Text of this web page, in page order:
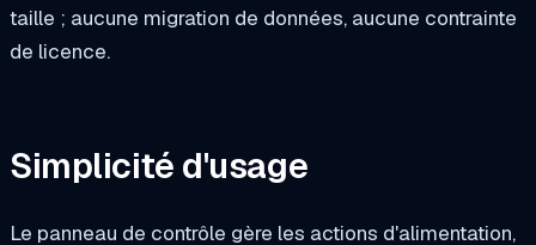
taille ; aucune migration de données, aucune contrainte
de licence.
Simplicité d'usage
Le panneau de contrôle gère les actions d'alimentation,